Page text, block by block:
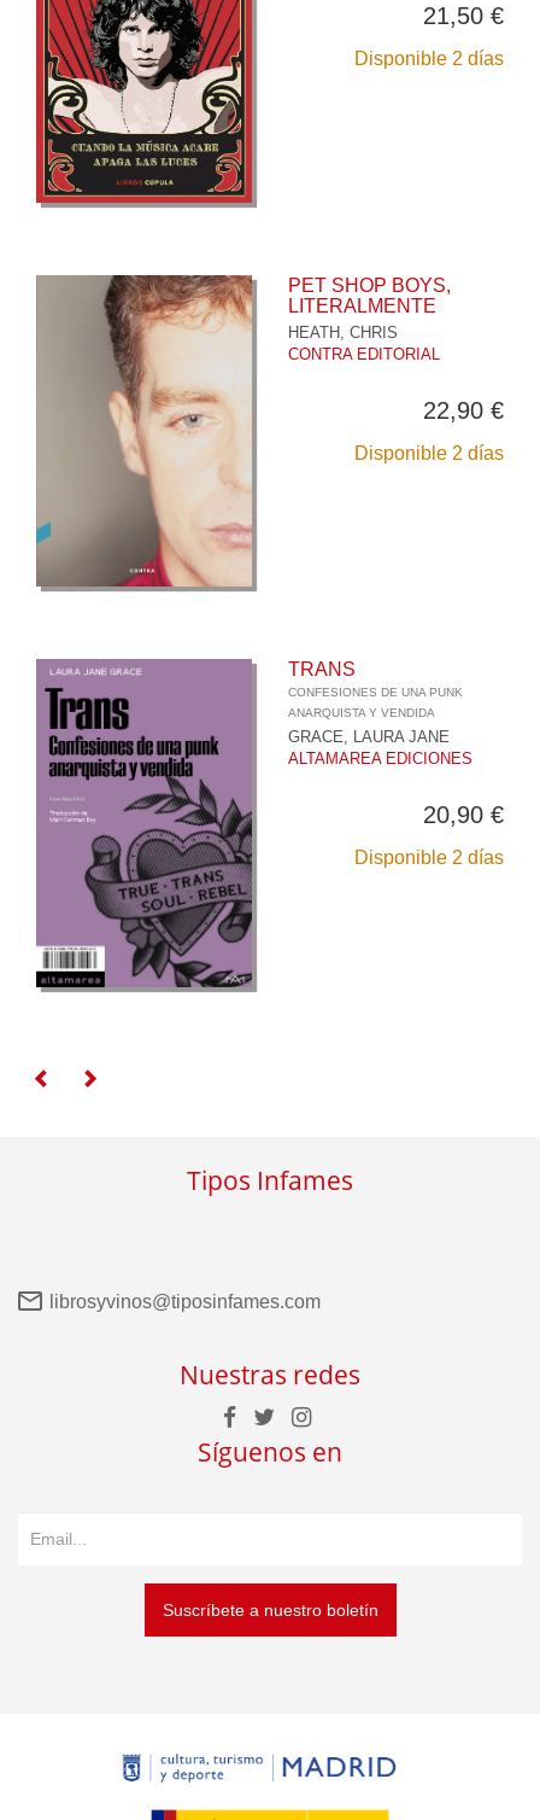
21,50 €
Disponible 2 días
PET SHOP BOYS,
LITERALMENTE
HEATH, CHRIS
CONTRA EDITORIAL
22,90 €
Disponible 2 días
TRANS
CONFESIONES DE UNA PUNK
ANARQUISTA Y VENDIDA
GRACE, LAURA JANE
ALTAMAREA EDICIONES
20,90 €
Disponible 2 días
Tipos Infames
librosyvinos@tiposinfames.com
Nuestras redes
Síguenos en
Suscríbete a nuestro boletín